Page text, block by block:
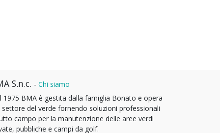
S.n.c. - Chi siamo
1975 BMA è gestita dalla famiglia Bonato e opera
settore del verde fornendo soluzioni professionali
campo per la manutenzione delle aree verdi
pubbliche e campi da golf.